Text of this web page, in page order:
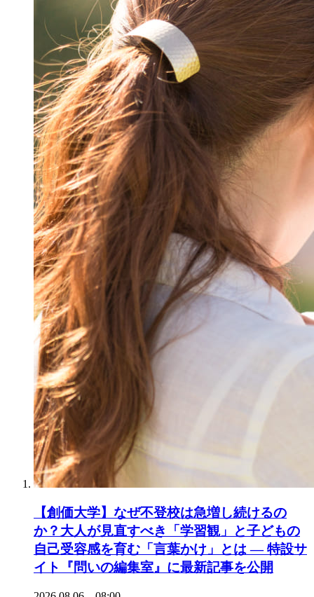
【創価大学】なぜ不登校は急増し続けるの
か？大人が見直すべき「学習観」と子どもの
自己受容感を育む「言葉かけ」とは ― 特設サ
イト『問いの編集室』に最新記事を公開